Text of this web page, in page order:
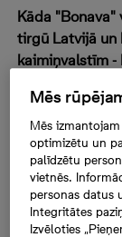
Kāda
tirgū Latvijā un
kaimiņvalstīm -
"Bonava"
Lietuvas tirgū
dažādi
gados
būvniecības
augstākas -
ļoti labās
Mēs
Mēs
optimizētu un
palīdzētu
vietnēs.
personas datus
Integritātes
Izvēloties